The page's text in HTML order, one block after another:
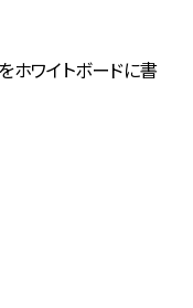
ホワイトボードに書